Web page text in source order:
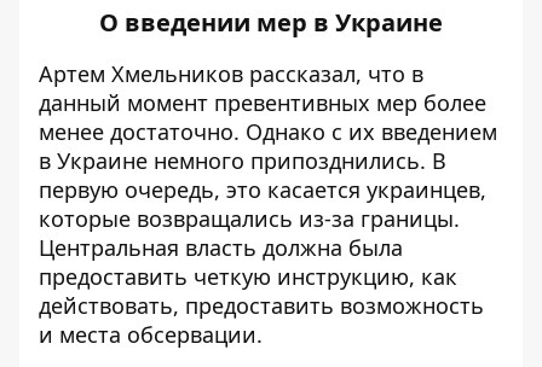
О введении мер в Украине
Артем Хмельников рассказал, что в
данный момент превентивных мер более
менее достаточно. Однако с их введением
в Украине немного припозднились. В
первую очередь, это касается украинцев,
которые возвращались из-за границы.
Центральная власть должна была
предоставить четкую инструкцию, как
действовать, предоставить возможность
и места обсервации.